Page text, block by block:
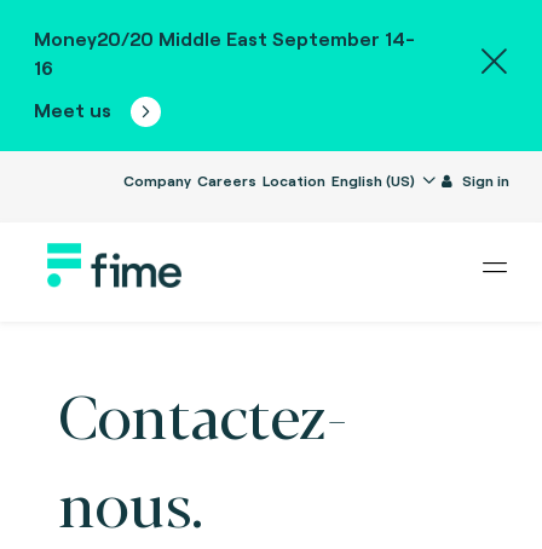
Money20/20 Middle East September 14-
16
Meet us
Company Careers Location English (US) Sign in
Contactez-
nous.